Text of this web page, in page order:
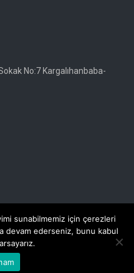
No:7 Kargalıhanbaba-
Tüm hakları saklıdır.
sunabilmemiz için çerezleri
devam ederseniz, bunu kabul